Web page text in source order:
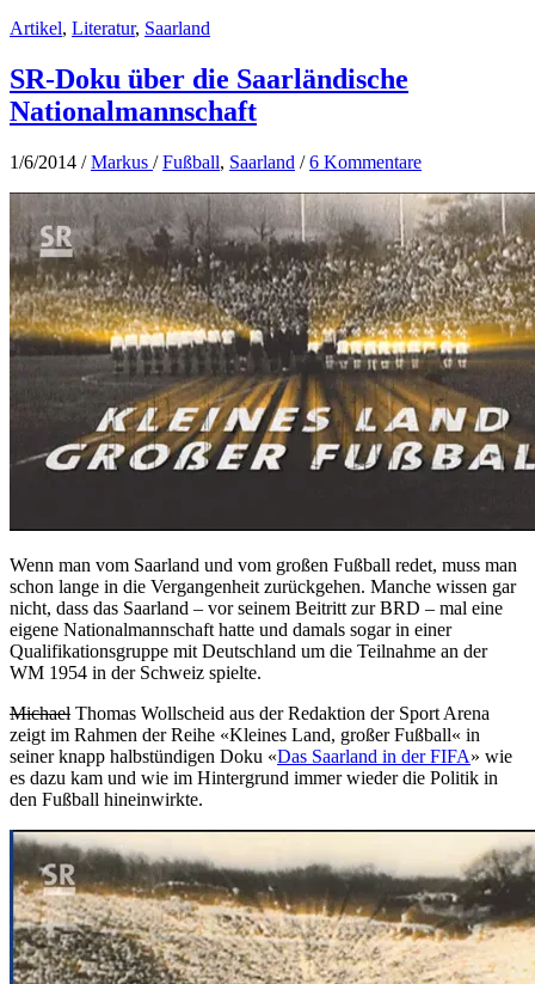
Artikel, Literatur, Saarland
SR-Doku über die Saarländische
Nationalmannschaft
1/6/2014 /Markus /Fußball, Saarland /6 Kommentare
Wenn man vom Saarland und vom großen Fußball redet, muss man
schon lange in die Vergangenheit zurückgehen. Manche wissen gar
nicht, dass das Saarland – vor seinem Beitritt zur BRD – mal eine
eigene Nationalmannschaft hatte und damals sogar in einer
Qualifikationsgruppe mit Deutschland um die Teilnahme an der
WM 1954 in der Schweiz spielte.
Michael Thomas Wollscheid aus der Redaktion der Sport Arena
zeigt im Rahmen der Reihe «Kleines Land, großer Fußball« in
seiner knapp halbstündigen Doku «Das Saarland in der FIFA» wie
es dazu kam und wie im Hintergrund immer wieder die Politik in
den Fußball hineinwirkte.